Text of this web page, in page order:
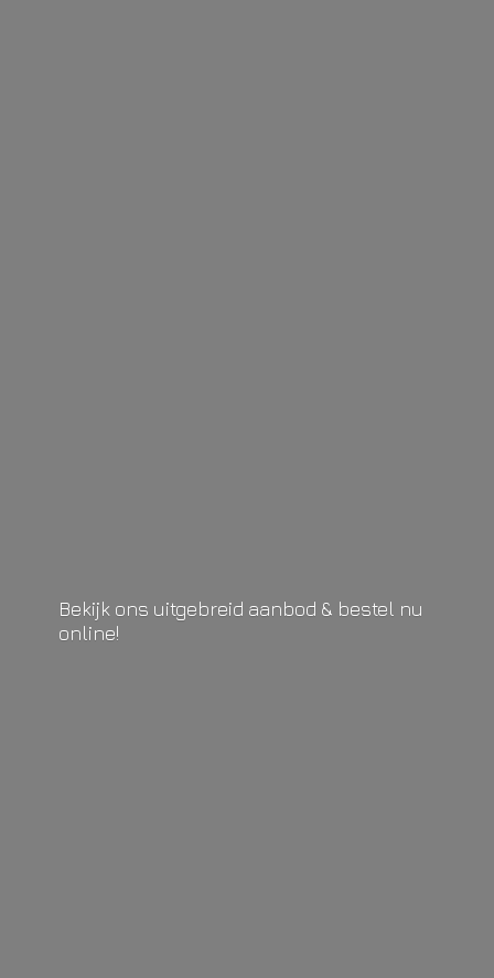
Bekijk ons uitgebreid aanbod & bestel nu
online!